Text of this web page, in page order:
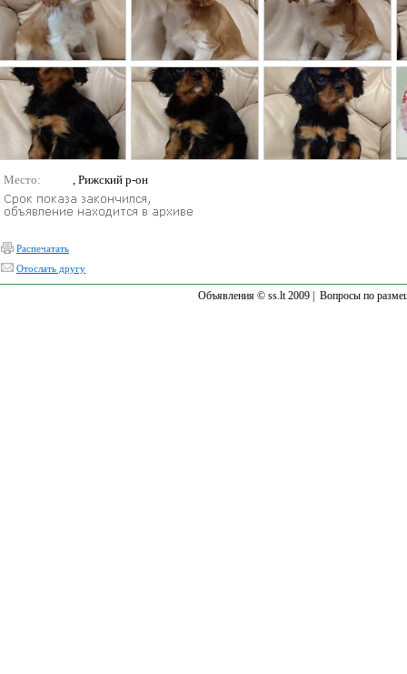
Место: , Рижский р-он
Распечатать
Отослать другу
Объявления © ss.lt 2009 | Вопросы по